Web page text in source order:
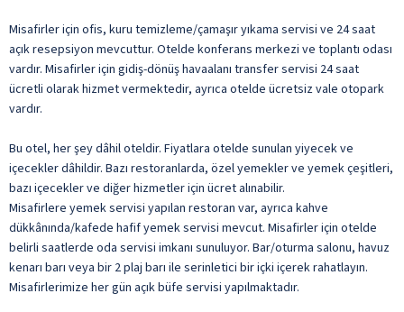
Misafirler için ofis, kuru temizleme/çamaşır yıkama servisi ve 24 saat
açık resepsiyon mevcuttur. Otelde konferans merkezi ve toplantı odası
vardır. Misafirler için gidiş-dönüş havaalanı transfer servisi 24 saat
ücretli olarak hizmet vermektedir, ayrıca otelde ücretsiz vale otopark
vardır.
Bu otel, her şey dâhil oteldir. Fiyatlara otelde sunulan yiyecek ve
içecekler dâhildir. Bazı restoranlarda, özel yemekler ve yemek çeşitleri,
bazı içecekler ve diğer hizmetler için ücret alınabilir.
Misafirlere yemek servisi yapılan restoran var, ayrıca kahve
dükkânında/kafede hafif yemek servisi mevcut. Misafirler için otelde
belirli saatlerde oda servisi imkanı sunuluyor. Bar/oturma salonu, havuz
kenarı barı veya bir 2 plaj barı ile serinletici bir içki içerek rahatlayın.
Misafirlerimize her gün açık büfe servisi yapılmaktadır.